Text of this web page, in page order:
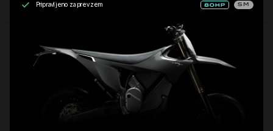
Pripravljeno za prevzem SM